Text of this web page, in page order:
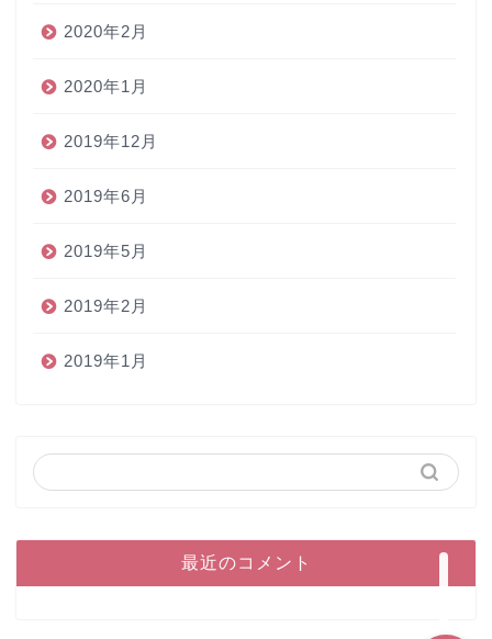
2020年2月
2020年1月
2019年12月
2019年6月
2019年5月
2019年2月
2019年1月
最近のコメント
インク